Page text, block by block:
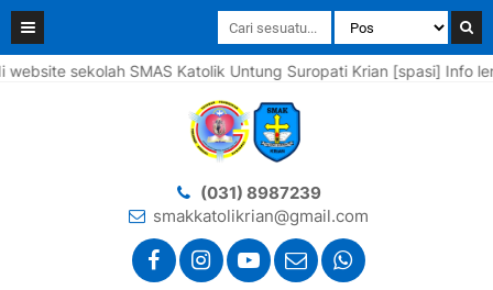
sekolah SMAS Katolik Untung Suropati Krian [spasi] Info
(031) 8987239
smakkatolikrian@gmail.com